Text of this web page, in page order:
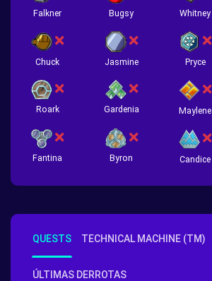
Falkner Bugsy Whitney
Chuck Jasmine Pryce
Roark Gardenia Maylene
Fantina Byron Candice
QUESTS TECHNICAL MACHINE (TM)
ÚLTIMAS DERROTAS